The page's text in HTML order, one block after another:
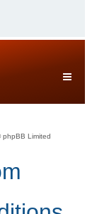
h
e
Limited